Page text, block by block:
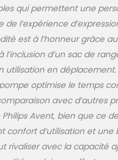
meilleure
pouvez
le lait
% sans
votre bébé
rencontrez
problèmes,
pas à
qui permettent une
de l’expérience
est à l’honneur grâce
l’inclusion d’un sac de
utilisation en déplacement.
optimise le temps
avec d’autres
Philips Avent, bien que ce
confort d’utilisation et une
rivaliser avec la capacité